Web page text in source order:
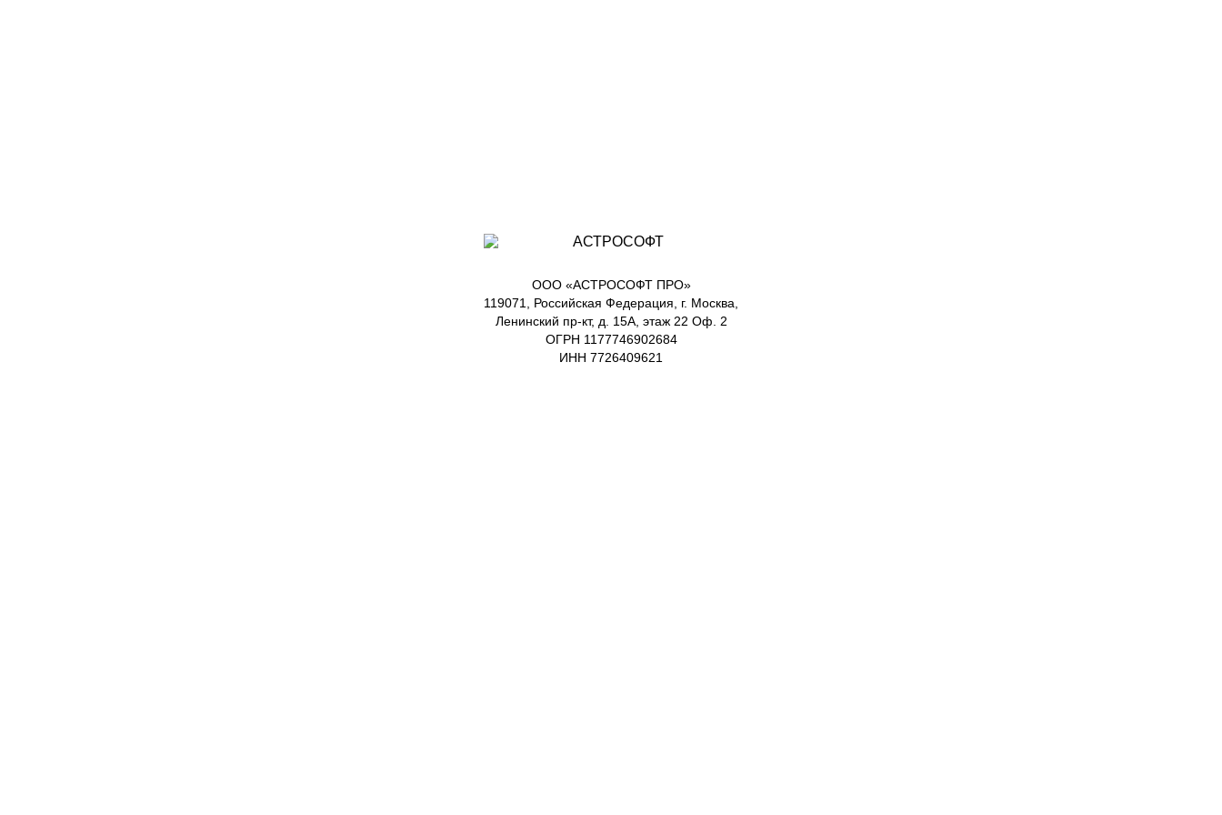
ООО «АСТРОСОФТ ПРО»
119071, Российская Федерация, г. Москва,
Ленинский пр-кт, д. 15А, этаж 22 Оф. 2
ОГРН 1177746902684
ИНН 7726409621